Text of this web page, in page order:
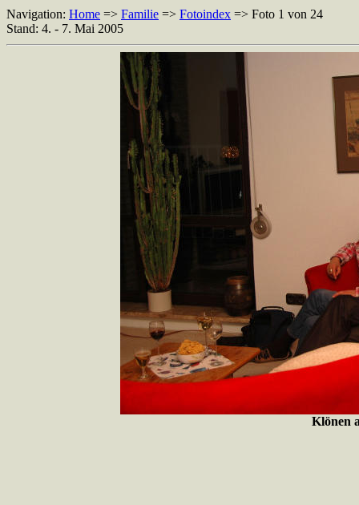
Navigation: Home => Familie => Fotoindex => Foto 1 von 24
Stand: 4. - 7. Mai 2005
Klönen